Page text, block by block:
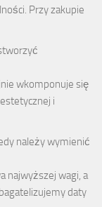
Przy zakupie
wkomponuje się
i
należy wymienić
najwyższej wagi, a
daty